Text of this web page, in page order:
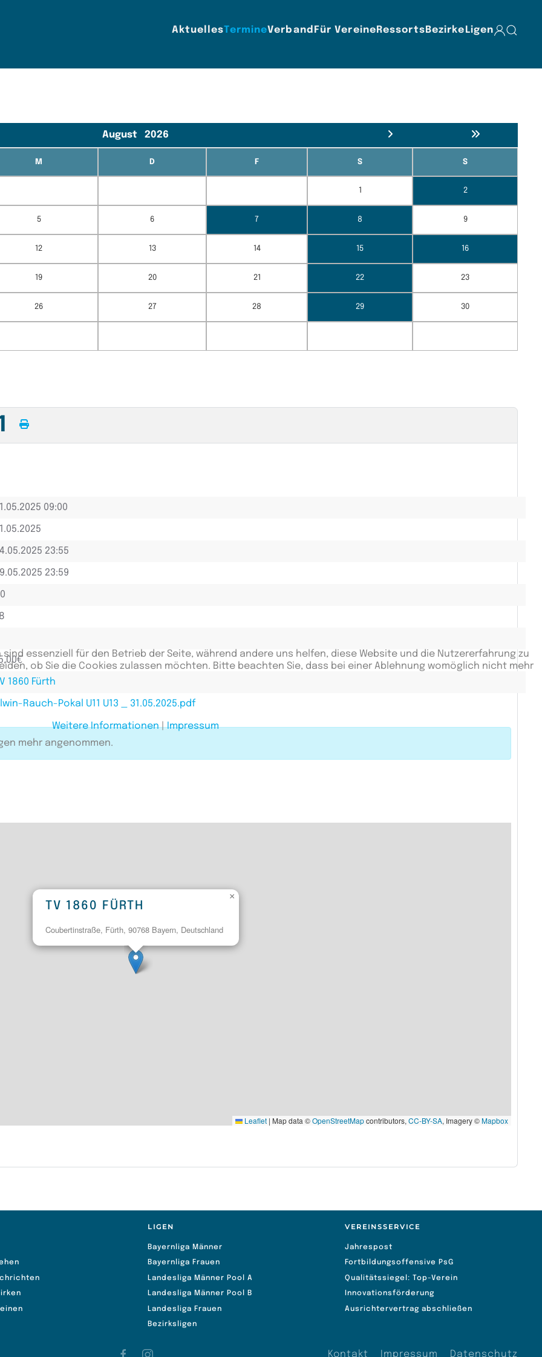
AktuellesTermineVerband Für Vereine Ressorts Bezirke Ligen
August 2026
M D F S S
1 2
5 6 7 8 9
12 13 14 15 16
19 20 21 22 23
26 27 28 29 30
09:00
23:55
23:59
1860 Fürth
Rauch-Pokal U11 U13 _ 31.05.2025.pdf
mehr angenommen.
TV 1860 FÜRTH
Coubertinstraße, Fürth, 90768 Bayern, Deutschland
×
Leaflet | Map data ©OpenStreetMapcontributors, CC-BY-SA, Imagery ©Mapbox
LIGEN
Bayernliga Männer
Bayernliga Frauen
Landesliga Männer Pool A
Landesliga Männer Pool B
Landesliga Frauen
Bezirksligen
VEREINSSERVICE
Jahrespost
Fortbildungsoffensive PsG
Qualitätssiegel: Top-Verein
Innovationsförderung
Ausrichtervertrag abschließen
Kontakt Impressum Datenschutz
essenziell für den Betrieb der Seite, während andere uns helfen, diese Website und die Nutzererfahrung zu
ob Sie die Cookies zulassen möchten. Bitte beachten Sie, dass bei einer Ablehnung womöglich nicht mehr
Weitere Informationen|Impressum